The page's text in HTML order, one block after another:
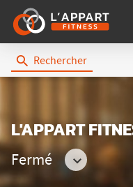
Rechercher
L'Appart
L'APPART
Fermé
Consulter